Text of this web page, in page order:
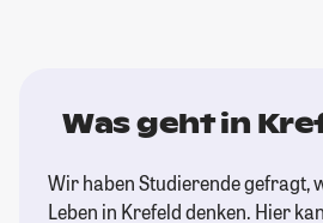
Was geht in
Wir haben Studierende gefragt,
Leben in Krefeld denken. Hier